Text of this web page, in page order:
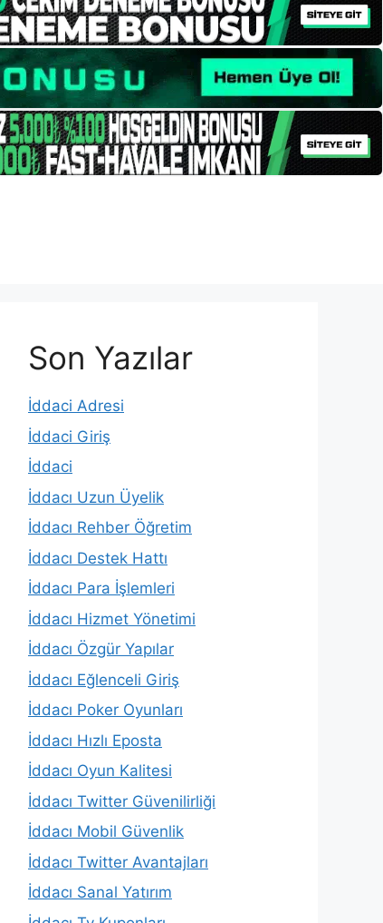
Son Yazılar
İddaci Adresi
İddaci Giriş
İddaci
İddacı Uzun Üyelik
İddacı Rehber Öğretim
İddacı Destek Hattı
İddacı Para İşlemleri
İddacı Hizmet Yönetimi
İddacı Özgür Yapılar
İddacı Eğlenceli Giriş
İddacı Poker Oyunları
İddacı Hızlı Eposta
İddacı Oyun Kalitesi
İddacı Twitter Güvenilirliği
İddacı Mobil Güvenlik
İddacı Twitter Avantajları
İddacı Sanal Yatırım